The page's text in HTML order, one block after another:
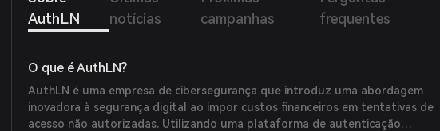
AuthLN
notícias
campanhas
frequentes
O que é AuthLN?
AuthLN é uma empresa de cibersegurança que introduz uma abordagem
inovadora à segurança digital ao impor custos financeiros em tentativas de
acesso não autorizadas. Utilizando uma plataforma de autenticação